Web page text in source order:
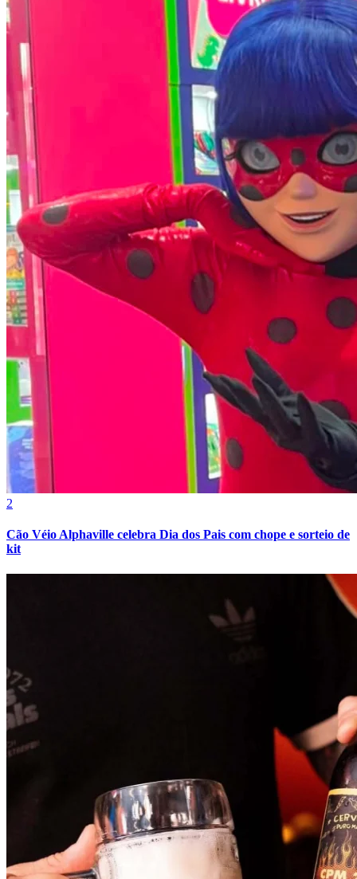
Fluminense
2
Cão Véio Alphaville celebra Dia dos Pais com chope e sorteio de
kit